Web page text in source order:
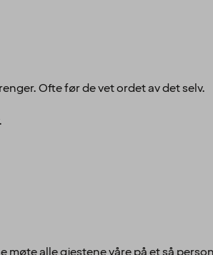
Ofte før de vet ordet av det selv.